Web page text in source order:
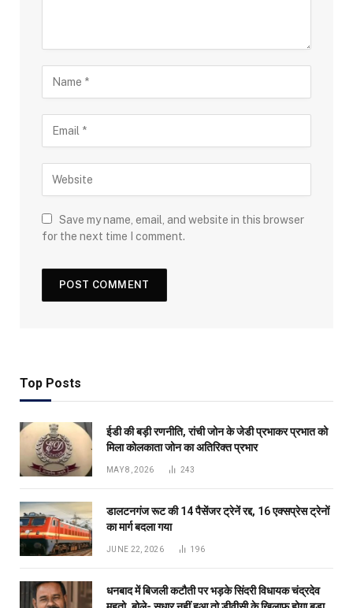
Save my name, email, and website in this browser
for the next time I comment.
Top Posts
ईडी की बड़ी रणनीति, रांची जोन के जेडी प्रभाकर प्रभात को
मिला कोलकाता जोन का अतिरिक्त प्रभार
MAY 8, 2026 243
डालटनगंज रूट की 14 पैसेंजर ट्रेनें रद्द, 16 एक्सप्रेस ट्रेनों
का मार्ग बदला गया
JUNE 22, 2026 196
धनबाद में बिजली कटौती पर भड़के सिंदरी विधायक चंद्रदेव